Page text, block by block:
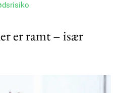
er ramt – især